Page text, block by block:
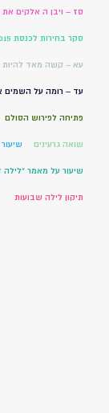
סז – ויבן ה אלקים
סקר בחירות לכנסת 2015
עא – קשה מאד להיות
עד – רומה על השמים
פתיחה לפירוש הסולם
שואה גרעינים
שיעור על מאמר
תיקון לילה שבועות